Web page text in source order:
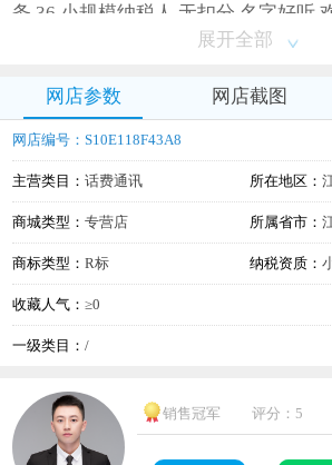
务,36,小规模纳税人,无扣分,名字好听,
展开全部
网店参数 网店截图
网店编号：S10E118F43A8
主营类目：话费通讯 所在地区：
商城类型：专营店 所属省市：
商标类型：R标 纳税资质：
收藏人气：≥0
一级类目：/
销售冠军 评分：5